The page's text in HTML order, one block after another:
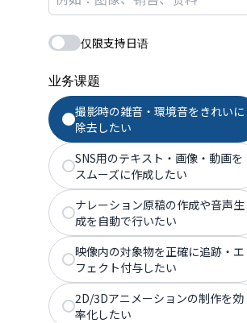
仅限支持日语
业务课题
撮影時の雑音・環境音をきれいに
除去したい
SNS用のテキスト・画像・動画を
スムーズに作成したい
ナレーション原稿の作成や音声生
成を自動で行いたい
映像内の対象物を正確に追跡・エ
フェクト付与したい
2D/3Dアニメーションの制作を効
率化したい